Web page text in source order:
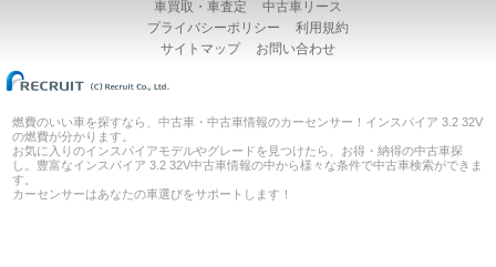
車買取・車査定
中古車リース
プライバシーポリシー
利用規約
サイトマップ
お問い合わせ
燃費のいい車を探すなら、中古車・中古車情報のカーセンサー！インスパイア 3.2 32V
の燃費が分かります。
お気に入りのインスパイアモデルやグレードを見つけたら、お得・納得の中古車探
し。豊富なインスパイア 3.2 32V中古車情報の中から様々な条件で中古車検索ができま
す。
カーセンサーはあなたの車選びをサポートします！